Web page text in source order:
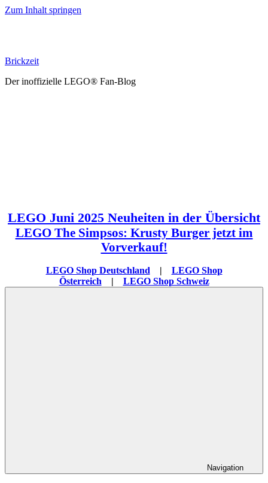
Zum Inhalt springen
Brickzeit
Der inoffizielle LEGO® Fan-Blog
LEGO Juni 2025 Neuheiten in der Übersicht
LEGO The Simpsos: Krusty Burger jetzt im
Vorverkauf!
LEGO Shop Deutschland | LEGO Shop
Österreich | LEGO Shop Schweiz
Navigation